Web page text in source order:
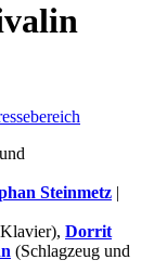
Steinmetz |
Dorrit
(Schlagzeug und